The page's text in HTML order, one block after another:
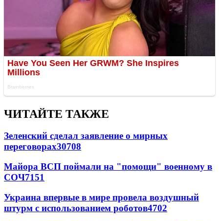
ЧИТАЙТЕ ТАКЖЕ
Зеленский сделал заявление о мирных
переговорах30708
Майора ВСП поймали на "помощи" военному в
СОЧ7151
Украина впервые в мире провела воздушный
штурм с использованием роботов4702